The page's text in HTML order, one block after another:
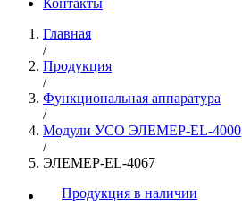
Контакты
Главная
/
Продукция
/
Функциональная аппаратура
/
Модули УСО ЭЛЕМЕР-EL-4000
/
ЭЛЕМЕР-EL-4067
Продукция в наличии